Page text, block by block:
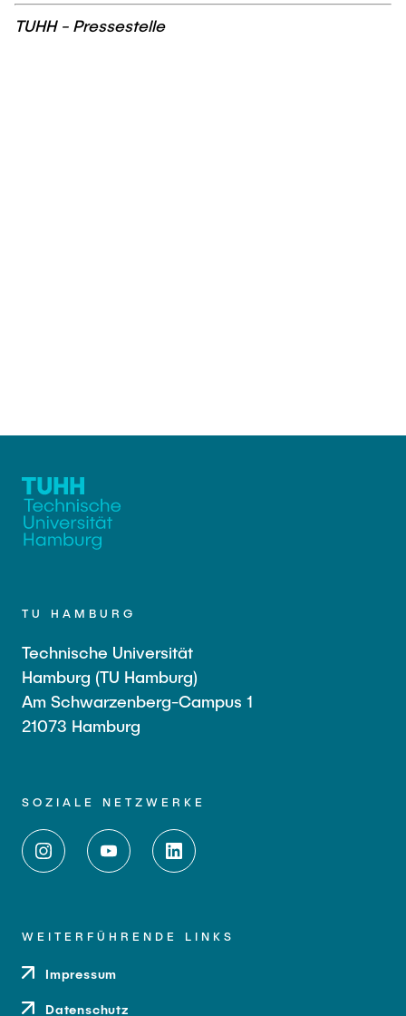
TUHH - Pressestelle
TU HAMBURG
Technische Universität
Hamburg (TU Hamburg)
Am Schwarzenberg-Campus 1
21073 Hamburg
SOZIALE NETZWERKE
WEITERFÜHRENDE LINKS
Impressum
Datenschutz